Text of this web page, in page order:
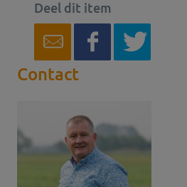
Deel dit item
Contact